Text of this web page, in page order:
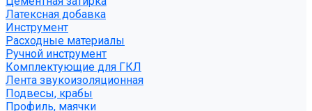
Латексная добавка
Инструмент
Расходные материалы
Ручной инструмент
Комплектующие для ГКЛ
Лента звукоизоляционная
Подвесы, крабы
Профиль, маячки